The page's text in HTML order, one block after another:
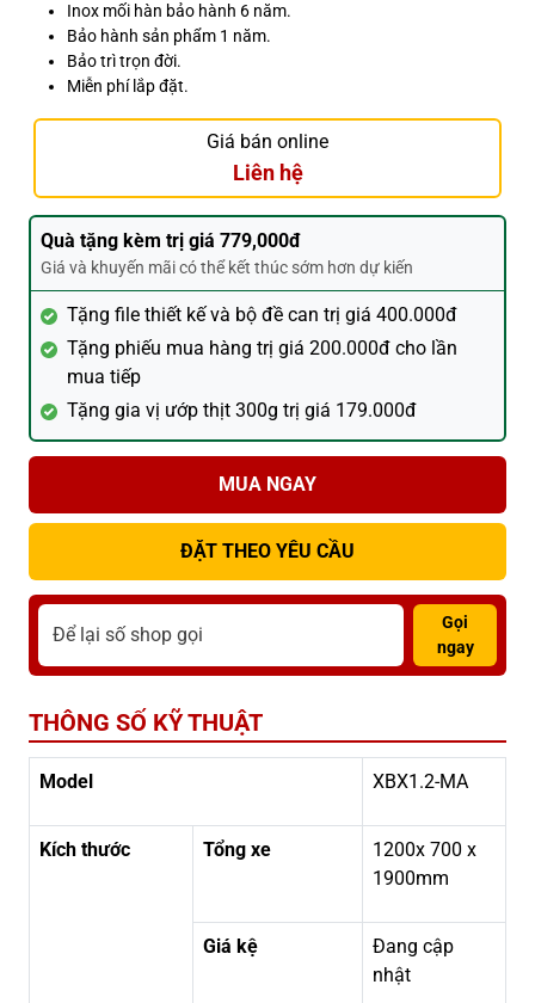
Inox mối hàn bảo hành 6 năm.
Bảo hành sản phẩm 1 năm.
Bảo trì trọn đời.
Miễn phí lắp đặt.
Giá bán online
Liên hệ
Quà tặng kèm trị giá 779,000đ
Giá và khuyến mãi có thể kết thúc sớm hơn dự kiến
Tặng file thiết kế và bộ đề can trị giá 400.000đ
Tặng phiếu mua hàng trị giá 200.000đ cho lần
mua tiếp
Tặng gia vị ướp thịt 300g trị giá 179.000đ
MUA NGAY
ĐẶT THEO YÊU CẦU
Gọi
ngay
THÔNG SỐ KỸ THUẬT
Model XBX1.2-MA
Kích thước Tổng xe
1200x 700 x
1900mm
Giá kệ
Đang cập
nhật